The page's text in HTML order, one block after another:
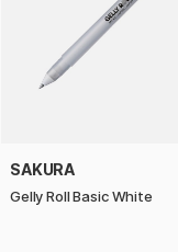
SAKURA
Gelly Roll Basic White